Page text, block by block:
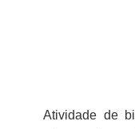
Atividade de